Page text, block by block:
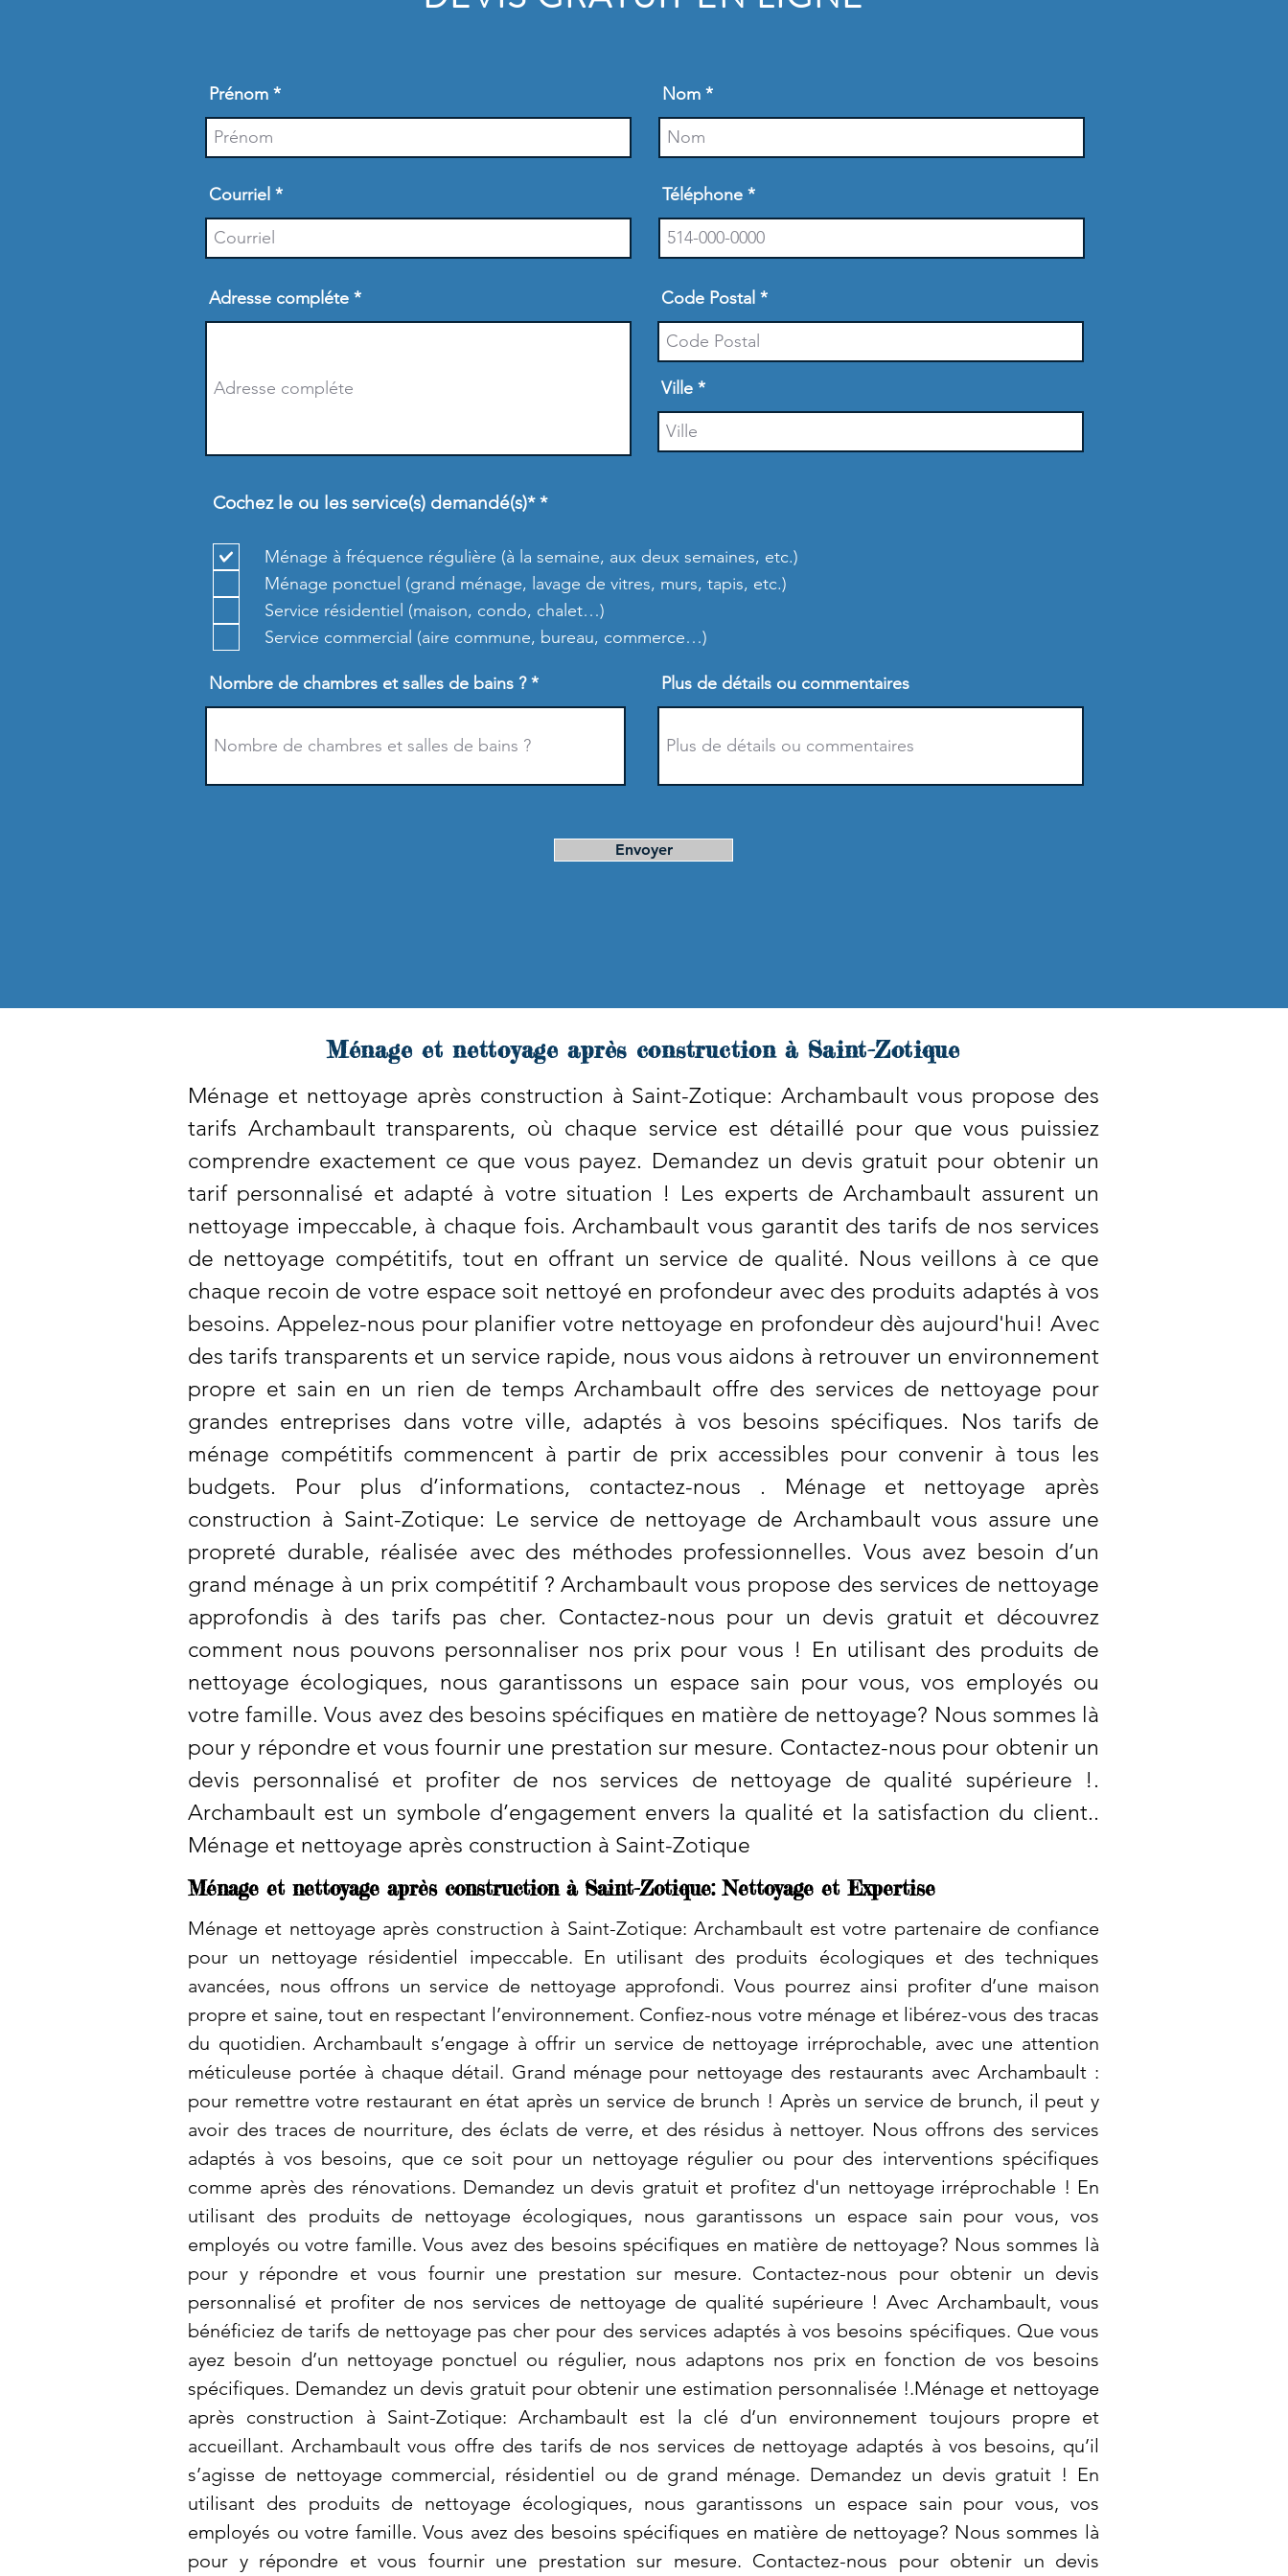
Prénom Nom
Courriel Téléphone
Adresse compléte Code Postal
Ville
Cochez le ou les service(s) demandé(s)* *O
i
a
t
i
Ménage à fréquence régulière (à la semaine, aux deux semaines, etc.)
Ménage ponctuel (grand ménage, lavage de vitres, murs, tapis, etc.)
Service résidentiel (maison, condo, chalet…)
Service commercial (aire commune, bureau, commerce…)
Nombre de chambres et salles de bains ? Plus de détails ou commentaires
Envoyer
Ménage et nettoyage après construction à Saint-Zotique
Ménage et nettoyage après construction à Saint-Zotique: Archambault vous propose des
tarifs Archambault transparents, où chaque service est détaillé pour que vous puissiez
comprendre exactement ce que vous payez. Demandez un devis gratuit pour obtenir un
tarif personnalisé et adapté à votre situation ! Les experts de Archambault assurent un
nettoyage impeccable, à chaque fois. Archambault vous garantit des tarifs de nos services
de nettoyage compétitifs, tout en offrant un service de qualité. Nous veillons à ce que
chaque recoin de votre espace soit nettoyé en profondeur avec des produits adaptés à vos
besoins. Appelez-nous pour planifier votre nettoyage en profondeur dès aujourd'hui! Avec
des tarifs transparents et un service rapide, nous vous aidons à retrouver un environnement
propre et sain en un rien de temps Archambault offre des services de nettoyage pour
grandes entreprises dans votre ville, adaptés à vos besoins spécifiques. Nos tarifs de
ménage compétitifs commencent à partir de prix accessibles pour convenir à tous les
budgets. Pour plus d’informations, contactez-nous . Ménage et nettoyage après
construction à Saint-Zotique: Le service de nettoyage de Archambault vous assure une
propreté durable, réalisée avec des méthodes professionnelles. Vous avez besoin d’un
grand ménage à un prix compétitif ? Archambault vous propose des services de nettoyage
approfondis à des tarifs pas cher. Contactez-nous pour un devis gratuit et découvrez
comment nous pouvons personnaliser nos prix pour vous ! En utilisant des produits de
nettoyage écologiques, nous garantissons un espace sain pour vous, vos employés ou
votre famille. Vous avez des besoins spécifiques en matière de nettoyage? Nous sommes là
pour y répondre et vous fournir une prestation sur mesure. Contactez-nous pour obtenir un
devis personnalisé et profiter de nos services de nettoyage de qualité supérieure !.
Archambault est un symbole d’engagement envers la qualité et la satisfaction du client..
Ménage et nettoyage après construction à Saint-Zotique
Ménage et nettoyage après construction à Saint-Zotique: Nettoyage et Expertise
Ménage et nettoyage après construction à Saint-Zotique: Archambault est votre partenaire de confiance
pour un nettoyage résidentiel impeccable. En utilisant des produits écologiques et des techniques
avancées, nous offrons un service de nettoyage approfondi. Vous pourrez ainsi profiter d’une maison
propre et saine, tout en respectant l’environnement. Confiez-nous votre ménage et libérez-vous des tracas
du quotidien. Archambault s’engage à offrir un service de nettoyage irréprochable, avec une attention
méticuleuse portée à chaque détail. Grand ménage pour nettoyage des restaurants avec Archambault :
pour remettre votre restaurant en état après un service de brunch ! Après un service de brunch, il peut y
avoir des traces de nourriture, des éclats de verre, et des résidus à nettoyer. Nous offrons des services
adaptés à vos besoins, que ce soit pour un nettoyage régulier ou pour des interventions spécifiques
comme après des rénovations. Demandez un devis gratuit et profitez d'un nettoyage irréprochable ! En
utilisant des produits de nettoyage écologiques, nous garantissons un espace sain pour vous, vos
employés ou votre famille. Vous avez des besoins spécifiques en matière de nettoyage? Nous sommes là
pour y répondre et vous fournir une prestation sur mesure. Contactez-nous pour obtenir un devis
personnalisé et profiter de nos services de nettoyage de qualité supérieure ! Avec Archambault, vous
bénéficiez de tarifs de nettoyage pas cher pour des services adaptés à vos besoins spécifiques. Que vous
ayez besoin d’un nettoyage ponctuel ou régulier, nous adaptons nos prix en fonction de vos besoins
spécifiques. Demandez un devis gratuit pour obtenir une estimation personnalisée !.Ménage et nettoyage
après construction à Saint-Zotique: Archambault est la clé d’un environnement toujours propre et
accueillant. Archambault vous offre des tarifs de nos services de nettoyage adaptés à vos besoins, qu’il
s’agisse de nettoyage commercial, résidentiel ou de grand ménage. Demandez un devis gratuit ! En
utilisant des produits de nettoyage écologiques, nous garantissons un espace sain pour vous, vos
employés ou votre famille. Vous avez des besoins spécifiques en matière de nettoyage? Nous sommes là
pour y répondre et vous fournir une prestation sur mesure. Contactez-nous pour obtenir un devis